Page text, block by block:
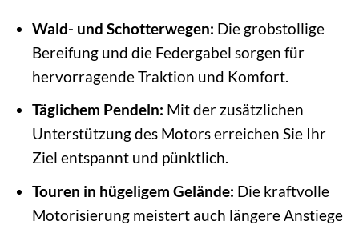
Wald- und Schotterwegen: Die grobstollige
Bereifung und die Federgabel sorgen für
hervorragende Traktion und Komfort.
Täglichem Pendeln: Mit der zusätzlichen
Unterstützung des Motors erreichen Sie Ihr
Ziel entspannt und pünktlich.
Touren in hügeligem Gelände: Die kraftvolle
Motorisierung meistert auch längere Anstiege